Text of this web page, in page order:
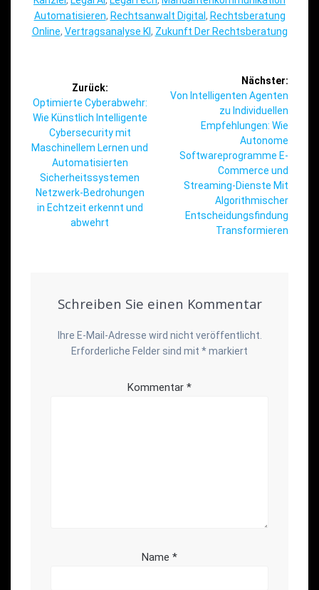
Automatisieren, Rechtsanwalt Digital, Rechtsberatung
Online, Vertragsanalyse KI, Zukunft Der Rechtsberatung
Zurück:
Vorheriger
Beitrag:
Optimierte Cyberabwehr:
Wie Künstlich Intelligente
Cybersecurity mit
Maschinellem Lernen und
Automatisierten
Sicherheitssystemen
Netzwerk-Bedrohungen
in Echtzeit erkennt und
abwehrt
Nächster:
Nächster
Von Intelligenten Agenten
zu Individuellen
Empfehlungen: Wie
Autonome
Softwareprogramme E-
Commerce und
Streaming-Dienste Mit
Algorithmischer
Entscheidungsfindung
Transformieren
Schreiben Sie einen Kommentar
Ihre E-Mail-Adresse wird nicht veröffentlicht.
Erforderliche Felder sind mit *markiert
Kommentar *
Name *